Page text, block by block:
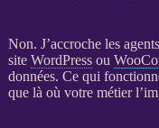
Non. J’accroche les
site WordPressou
données. Ce qui
que là où votre métier